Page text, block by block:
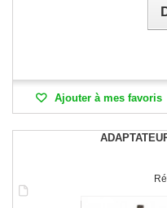
Ajouter à mes favoris